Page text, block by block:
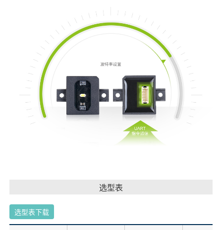
选型表
选型表下载